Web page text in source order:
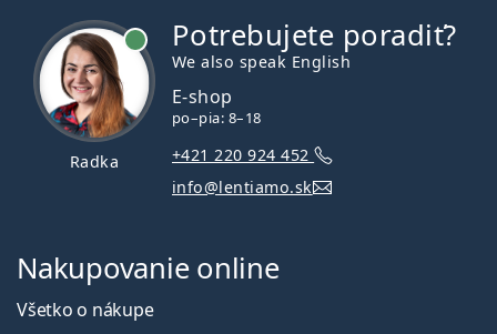
Radka
Potrebujete poradiť?
We also speak English
E-shop
po–pia: 8–18
+421 220 924 452
info@lentiamo.sk
Nakupovanie online
Všetko o nákupe